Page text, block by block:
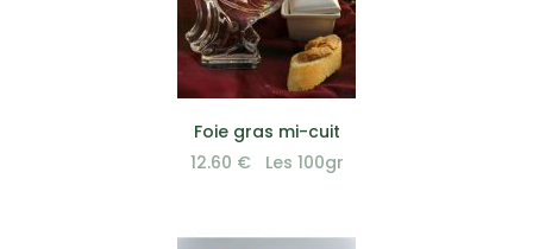
VOIR EN DÉTAIL
Foie gras mi-cuit
12.60 € Les 100gr